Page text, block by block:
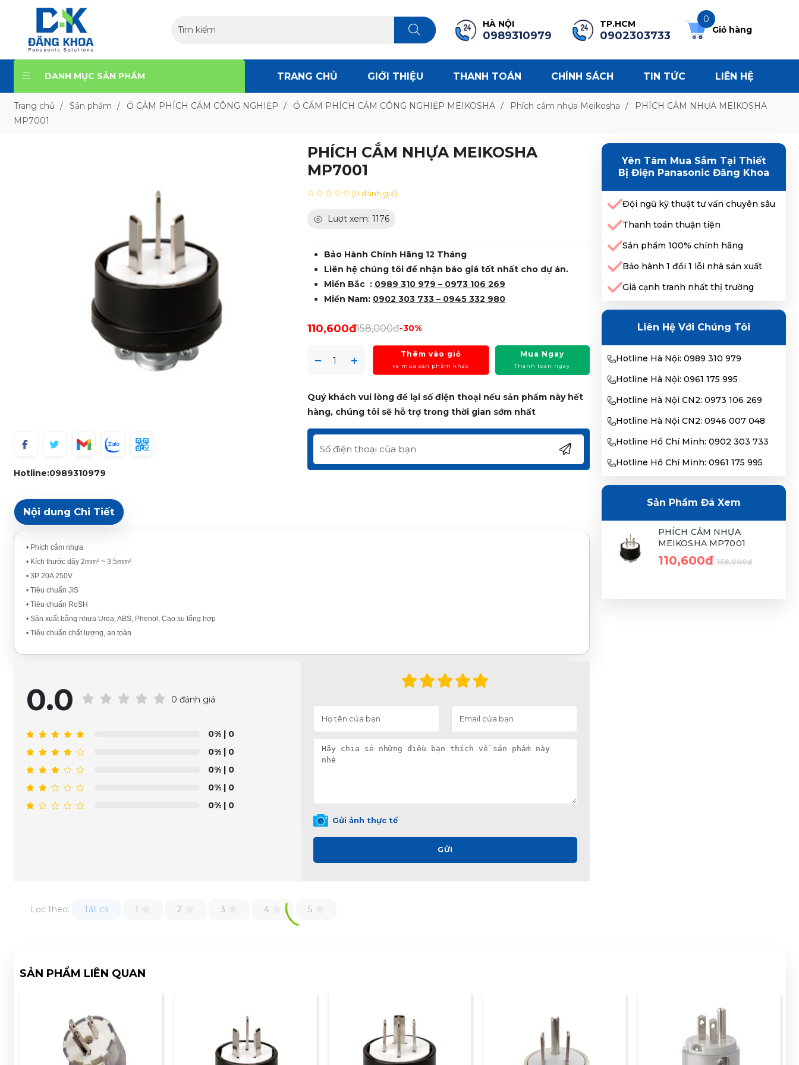
HÀ NỘI
0989310979
TP.HCM
0902303733
0
Giỏ hàng
DANH MỤC SẢN PHẨM TRANG CHỦ GIỚI THIỆU THANH TOÁN CHÍNH SÁCH TIN TỨC LIÊN HỆ
Trang chủ / Sản phẩm / Ổ CẮM PHÍCH CẮM CÔNG NGHIỆP / Ổ CẮM PHÍCH CẮM CÔNG NGHIỆP MEIKOSHA / Phích cắm nhựa Meikosha /
PHÍCH CẮM NHỰA MEIKOSHA
MP7001
Hotline:0989310979
PHÍCH CẮM NHỰA MEIKOSHA
MP7001
(0 đánh giá)
Lượt xem: 1176
Bảo Hành Chính Hãng 12 Tháng
Liên hệ chúng tôi để nhận báo giá tốt nhất cho dự án.
Miền Bắc : 0989 310 979 – 0973 106 269
Miền Nam: 0902 303 733 – 0945 332 980
110,600đ158,000đ-30%
Thêm vào giỏ
và mua sản phẩm khác
Mua Ngay
Thanh toán ngay
Quý khách vui lòng để lại số điện thoại nếu sản phẩm này hết
hàng, chúng tôi sẽ hỗ trợ trong thời gian sớm nhất
Nội dung Chi Tiết
• Phích cắm nhựa
• Kích thước dây 2mm² ~ 3.5mm²
• 3P 20A 250V
• Tiêu chuẩn JIS
• Tiêu chuẩn RoSH
• Sản xuất bằng nhựa Urea, ABS, Phenol, Cao su tổng hợp
• Tiêu chuẩn chất lượng, an toàn
0.0 0 đánh giá
0%| 0
0%| 0
0%| 0
0%| 0
0%| 0
Gửi ảnh thực tế
GỬI
Lọc theo: Tất cả 1 2 3 4 5
Yên Tâm Mua Sắm Tại Thiết
Bị Điện Panasonic Đăng Khoa
Đội ngũ kỹ thuật tư vấn chuyên sâu
Thanh toán thuận tiện
Sản phẩm 100% chính hãng
Bảo hành 1 đổi 1 lỗi nhà sản xuất
Giá cạnh tranh nhất thị trường
Liên Hệ Với Chúng Tôi
Hotline Hà Nội: 0989 310 979
Hotline Hà Nội: 0961 175 995
Hotline Hà Nội CN2: 0973 106 269
Hotline Hà Nội CN2: 0946 007 048
Hotline Hồ Chí Minh: 0902 303 733
Hotline Hồ Chí Minh: 0961 175 995
Sản Phẩm Đã Xem
PHÍCH CẮM NHỰA
MEIKOSHA MP7001
110,600đ 158,000đ
SẢN PHẨM LIÊN QUAN